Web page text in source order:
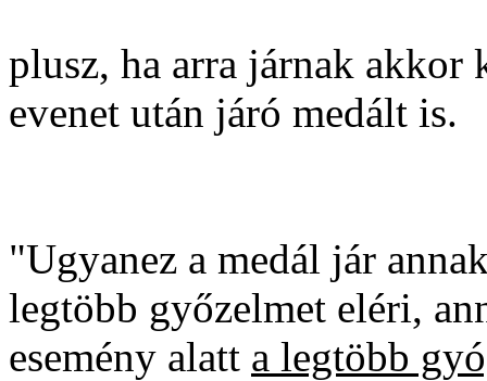
plusz, ha arra járnak akkor
evenet után járó medált is.
"Ugyanez a medál jár
legtöbb győzelmet eléri,
esemény alatt a legtöbb